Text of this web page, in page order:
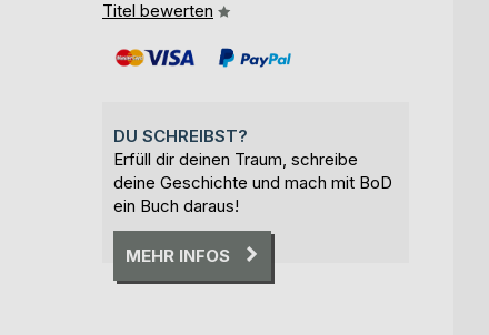
Titel bewerten
DU SCHREIBST?
Erfüll dir deinen Traum, schreibe
deine Geschichte und mach mit BoD
ein Buch daraus!
MEHR INFOS